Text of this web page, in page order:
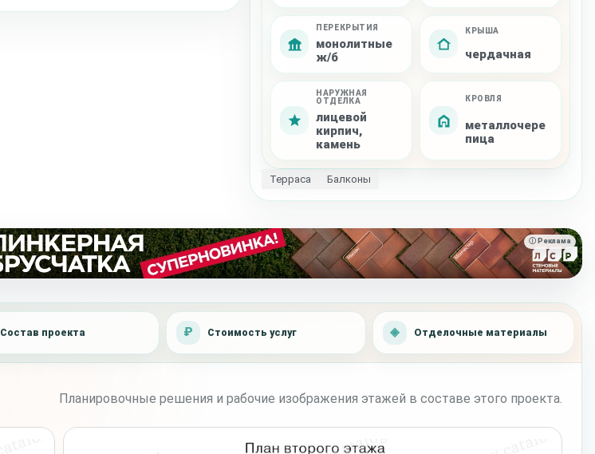
ПЕРЕКРЫТИЯ
монолитные
ж/б
КРЫША
чердачная
НАРУЖНАЯ
ОТДЕЛКА
лицевой
кирпич,
камень
КРОВЛЯ
металлочере
пица
Терраса Балконы
ⓘ Реклама
Состав проекта Стоимость услуг Отделочные материалы
Планировочные решения и рабочие изображения этажей в составе этого проекта.